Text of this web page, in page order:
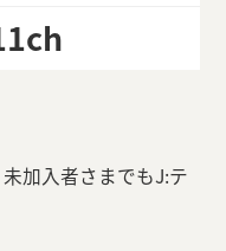
加入者さまでもJ:テ